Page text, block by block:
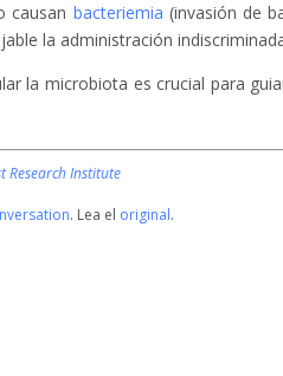
causan bacteriemia (invasión de
la administración
la microbiota es crucial para
Research Institute
. Lea el original.